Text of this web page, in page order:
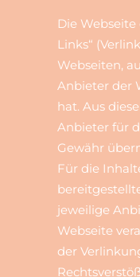
Die
Links“
Webseiten,
Anbieter der
hat. Aus
Anbieter für
Gewähr
Für die
jeweilige
Webseite
der